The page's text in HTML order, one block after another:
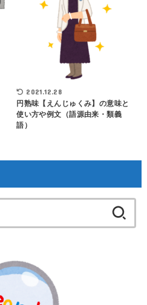
2021.12.28
円熟味【えんじゅくみ】の意味と
使い方や例文（語源由来・類義
語）
索: